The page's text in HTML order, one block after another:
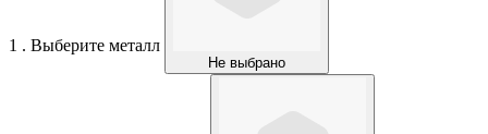
1 . Выберите металл
Не выбрано